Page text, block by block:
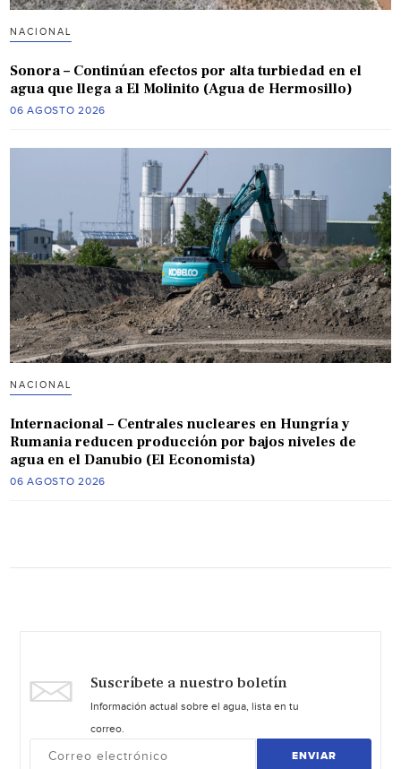
NACIONAL
Sonora – Continúan efectos por alta turbiedad en el
agua que llega a El Molinito (Agua de Hermosillo)
06 AGOSTO 2026
NACIONAL
Internacional – Centrales nucleares en Hungría y
Rumania reducen producción por bajos niveles de
agua en el Danubio (El Economista)
06 AGOSTO 2026
Suscríbete a nuestro boletín
Información actual sobre el agua, lista en tu
correo.
ENVIAR